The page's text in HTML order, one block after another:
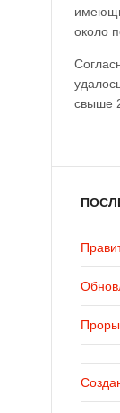
около
свыше